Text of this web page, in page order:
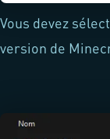
Vous devez
version de